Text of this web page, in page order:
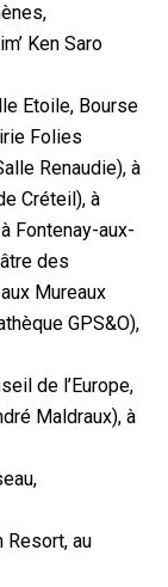
Ken Saro
Etoile, Bourse
Folies
Renaudie), à
Créteil), à
Fontenay-aux-
des
Mureaux
GPS&O),
de l’Europe,
Maldraux), à
Resort, au